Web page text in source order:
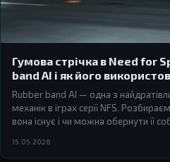
Гумова стрічка в Need for
band AI і як його
Rubber band AI — одна з
механік в іграх серії NFS.
вона існує і чи можна обернути її
15.05.2026